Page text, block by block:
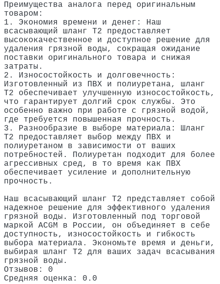
Преимущества аналога перед оригинальным
товаром:
1. Экономия времени и денег: Наш
всасывающий шланг Т2 предоставляет
высококачественное и доступное решение для
удаления грязной воды, сокращая ожидание
поставки оригинального товара и снижая
затраты.
2. Износостойкость и долговечность:
Изготовленный из ПВХ и полиуретана, шланг
Т2 обеспечивает улучшенную износостойкость,
что гарантирует долгий срок службы. Это
особенно важно при работе с грязной водой,
где требуется повышенная прочность.
3. Разнообразие в выборе материала: Шланг
Т2 предоставляет выбор между ПВХ и
полиуретаном в зависимости от ваших
потребностей. Полиуретан подходит для более
агрессивных сред, в то время как ПВХ
обеспечивает усиление и дополнительную
прочность.
Наш всасывающий шланг Т2 представляет собой
надежное решение для эффективного удаления
грязной воды. Изготовленный под торговой
маркой ACGM в России, он объединяет в себе
доступность, износостойкость и гибкость
выбора материала. Экономьте время и деньги,
выбирая шланг Т2 для ваших задач всасывания
грязной воды.
Отзывов: 0
Средняя оценка: 0.0